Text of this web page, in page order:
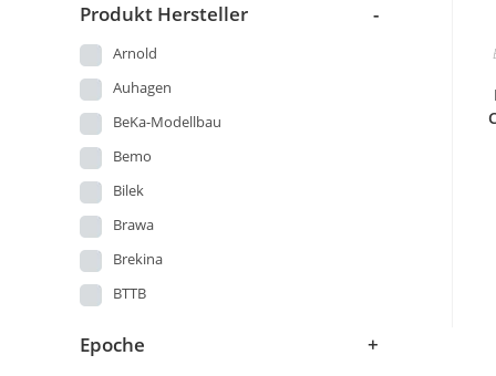
Straßenbahn
US-Modelle
Wagen
Produkt Hersteller -
Arnold
Auhagen
BeKa-Modellbau
Bemo
Bilek
Brawa
Brekina
BTTB
Epoche
+